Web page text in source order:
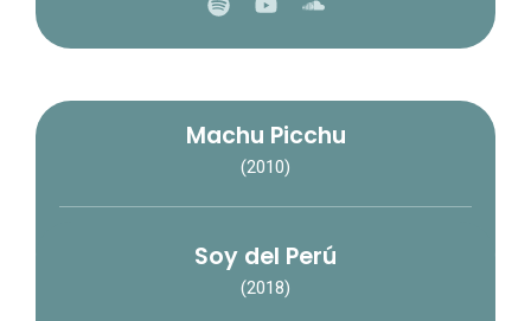
Machu Picchu
(2010)
Soy del Perú
(2018)